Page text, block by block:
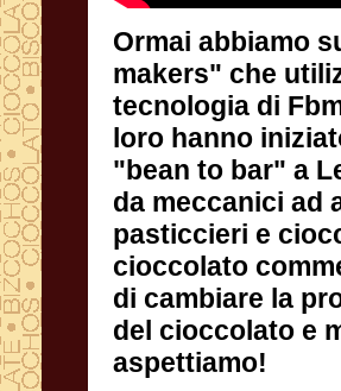
Ormai abbiamo
makers" che
tecnologia di Fbm
loro hanno
"bean to bar" a
da meccanici ad
pasticcieri e
cioccolato
di cambiare la
del cioccolato e
aspettiamo!